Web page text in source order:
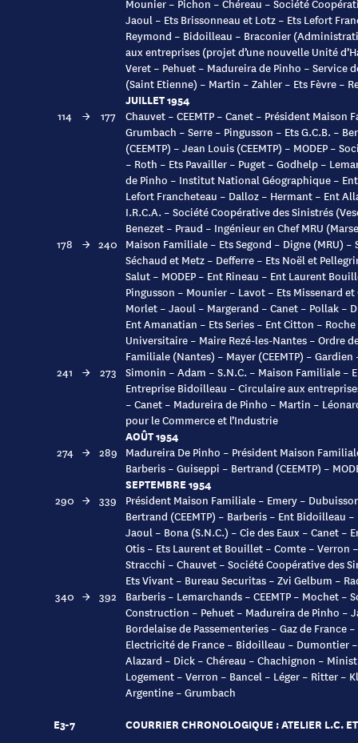
Mounier – Pichon – Chéreau – Société
Jaoul – Ets Brissonneau et Lotz – Ets Lefort
Reymond – Bidoilleau – Braconier
aux entreprises (projet d’une nouvelle Unité
Veret – Pehuet – Madureira de Pinho – Service
(Saint Etienne) – Martin – Zahler – Ets Fèvre –
JUILLET 1954
114 → 177
Chauvet – CEEMTP – Canet – Président
Grumbach – Serre – Pingusson – Ets G.C.B. –
(CEEMTP) – Jean Louis (CEEMTP) – MODEP –
– Roth – Ets Pavailler – Puget – Godhelp –
de Pinho – Institut National Géographique –
Lefort Francheteau – Dalloz – Hermant – Ent
I.R.C.A. – Société Coopérative des Sinistrés
Benezet – Praud – Ingénieur en Chef MRU
178
→ 240 Maison Familiale – Ets Segond – Digne (MRU)
Séchaud et Metz – Defferre – Ets Noël et
Salut – MODEP – Ent Rineau – Ent Laurent
Pingusson – Mounier – Lavot – Ets Missenard
Morlet – Jaoul – Margerand – Canet – Pollak –
Ent Amanatian – Ets Series – Ent Citton –
Universitaire – Maire Rezé-les-Nantes – Ordre
Familiale (Nantes) – Mayer (CEEMTP) –
241
→ 273 Simonin – Adam – S.N.C. – Maison Familiale –
Entreprise Bidoilleau – Circulaire aux
– Canet – Madureira de Pinho – Martin –
pour le Commerce et l’Industrie
AOÛT 1954
274 → 289 Madureira De Pinho – Président Maison
Barberis – Guiseppi – Bertrand (CEEMTP) –
SEPTEMBRE 1954
290 → 339
Président Maison Familiale – Emery –
Bertrand (CEEMTP) – Barberis – Ent Bidoilleau
Jaoul – Bona (S.N.C.) – Cie des Eaux – Canet –
Otis – Ets Laurent et Bouillet – Comte – Verron
Stracchi – Chauvet – Société Coopérative des
Ets Vivant – Bureau Securitas – Zvi Gelbum –
340 → 392 Barberis – Lemarchands – CEEMTP – Mochet –
Construction – Pehuet – Madureira de Pinho –
Bordelaise de Passementeries – Gaz de France
Electricité de France – Bidoilleau – Dumontier
Alazard – Dick – Chéreau – Chachignon –
Logement – Verron – Bancel – Léger – Ritter –
Argentine – Grumbach
E3-7
COURRIER CHRONOLOGIQUE : ATELIER L.C.